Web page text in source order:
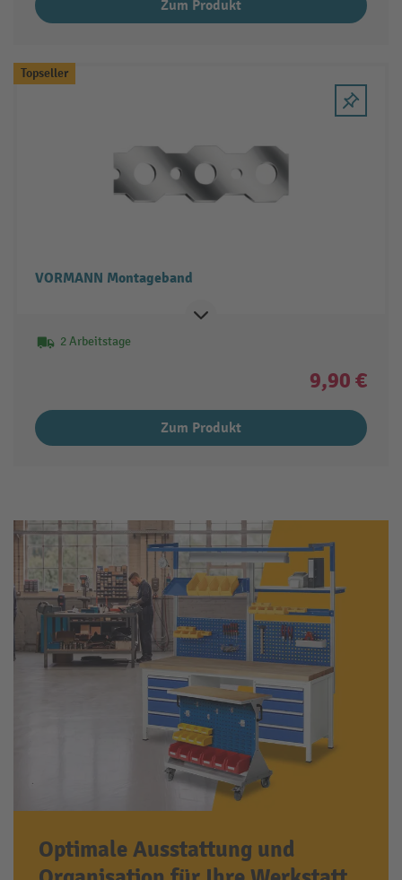
Zum Produkt
Topseller
VORMANN Montageband
2 Arbeitstage
9,90 €
Zum Produkt
Optimale Ausstattung und